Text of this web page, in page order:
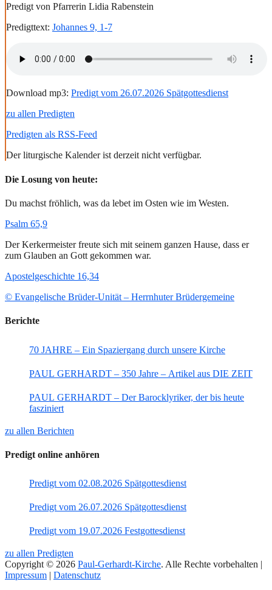
Predigt von Pfarrerin Lidia Rabenstein
Predigttext: Johannes 9, 1-7
Download mp3: Predigt vom 26.07.2026 Spätgottesdienst
zu allen Predigten
Predigten als RSS-Feed
Der liturgische Kalender ist derzeit nicht verfügbar.
Die Losung von heute:
Du machst fröhlich, was da lebet im Osten wie im Westen.
Psalm 65,9
Der Kerkermeister freute sich mit seinem ganzen Hause, dass er
zum Glauben an Gott gekommen war.
Apostelgeschichte 16,34
© Evangelische Brüder-Unität – Herrnhuter Brüdergemeine
Berichte
70 JAHRE – Ein Spaziergang durch unsere Kirche
PAUL GERHARDT – 350 Jahre – Artikel aus DIE ZEIT
PAUL GERHARDT – Der Barocklyriker, der bis heute
fasziniert
zu allen Berichten
Predigt online anhören
Predigt vom 02.08.2026 Spätgottesdienst
Predigt vom 26.07.2026 Spätgottesdienst
Predigt vom 19.07.2026 Festgottesdienst
zu allen Predigten
Copyright © 2026 Paul-Gerhardt-Kirche. Alle Rechte vorbehalten |
Impressum | Datenschutz